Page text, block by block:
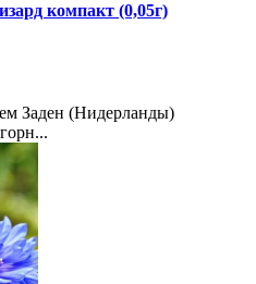
компакт (0,05г)
Заден (Нидерланды)